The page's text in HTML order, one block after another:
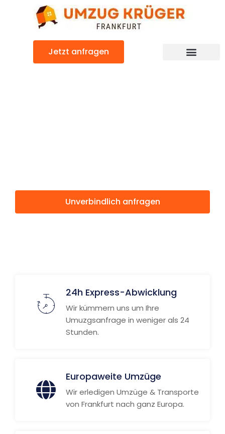
Jetzt anfragen
Unverbindlich anfragen
24h Express-Abwicklung
Wir kümmern uns um Ihre
Umuzgsanfrage in weniger als 24
Stunden.
Europaweite Umzüge
Wir erledigen Umzüge & Transporte
von Frankfurt nach ganz Europa.